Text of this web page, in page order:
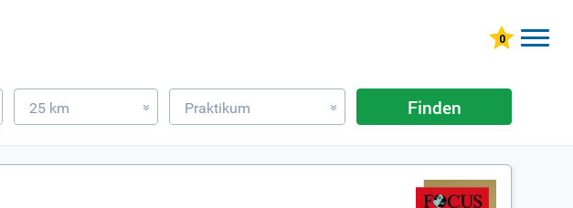
25 km » Praktikum » Finden